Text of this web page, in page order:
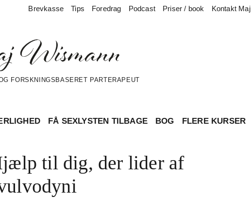
Brevkasse Tips Foredrag Podcast Priser / book Kontakt Maj
FORSKNINGSBASERET PARTERAPEUT
FÅ SEXLYSTEN TILBAGE BOG FLERE KURSER
til dig, der lider af